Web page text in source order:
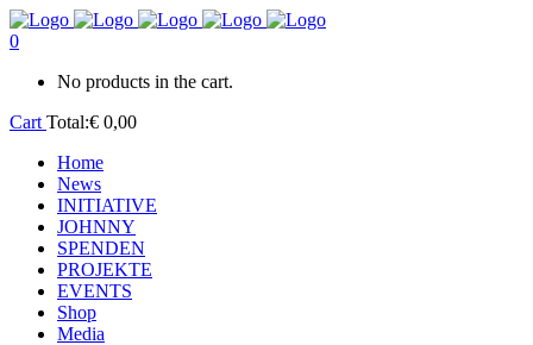
0
No products in the cart.
Cart Total:€ 0,00
Home
News
INITIATIVE
JOHNNY
SPENDEN
PROJEKTE
EVENTS
Shop
Media